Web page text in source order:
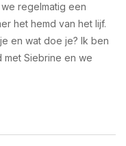
regelmatig een
het hemd van het lijf.
en wat doe je? Ik ben
met Siebrine en we